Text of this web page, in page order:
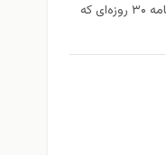
تمرین در خانه بدون تجهیزات: برنامه ۳۰ روزه‌ای که